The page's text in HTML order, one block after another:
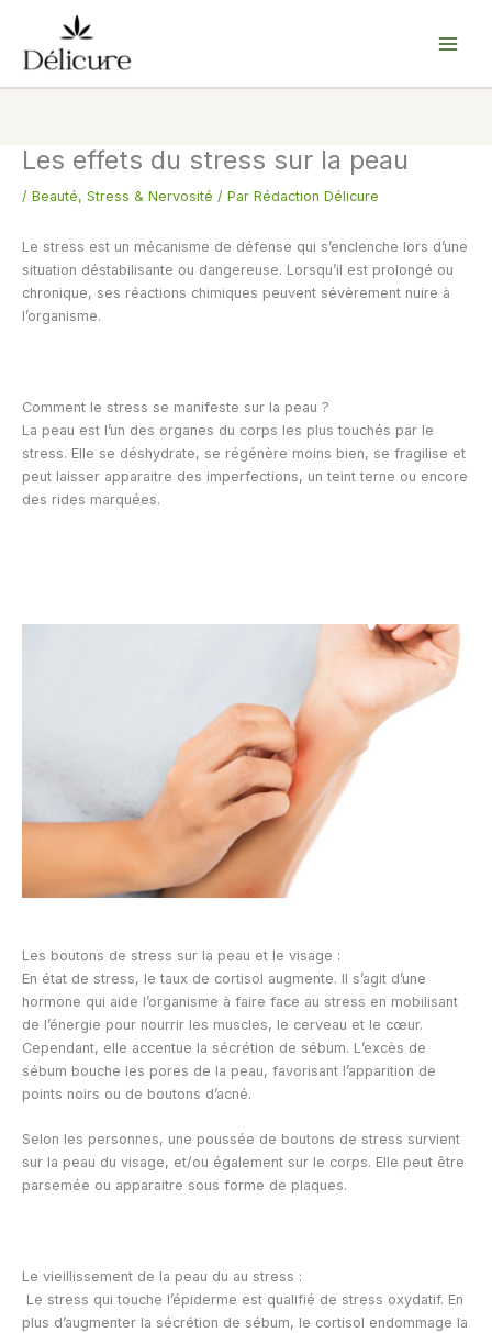
contenu
Les effets du stress sur la peau
/ Beauté, Stress & Nervosité / Par Rédaction Délicure
Le stress est un mécanisme de défense qui s’enclenche lors d’une
situation déstabilisante ou dangereuse. Lorsqu’il est prolongé ou
chronique, ses réactions chimiques peuvent sévèrement nuire à
l’organisme.
Comment le stress se manifeste sur la peau ?
La peau est l’un des organes du corps les plus touchés par le
stress. Elle se déshydrate, se régénère moins bien, se fragilise et
peut laisser apparaitre des imperfections, un teint terne ou encore
des rides marquées.
Les boutons de stress sur la peau et le visage :
En état de stress, le taux de cortisol augmente. Il s’agit d’une
hormone qui aide l’organisme à faire face au stress en mobilisant
de l’énergie pour nourrir les muscles, le cerveau et le cœur.
Cependant, elle accentue la sécrétion de sébum. L’excès de
sébum bouche les pores de la peau, favorisant l’apparition de
points noirs ou de boutons d’acné.
Selon les personnes, une poussée de boutons de stress survient
sur la peau du visage, et/ou également sur le corps. Elle peut être
parsemée ou apparaitre sous forme de plaques.
Le vieillissement de la peau du au stress :
Le stress qui touche l’épiderme est qualifié de stress oxydatif. En
plus d’augmenter la sécrétion de sébum, le cortisol endommage la